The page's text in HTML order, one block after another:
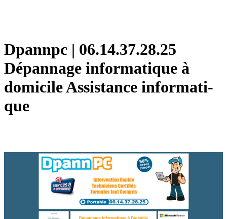
Dpannpc | 06.14.37.28.25
Dépannage infor­mati­que à
domicile Assistance infor­mati­
que